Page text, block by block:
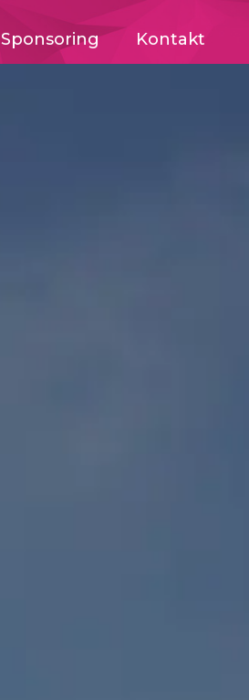
Sponsoring Kontakt